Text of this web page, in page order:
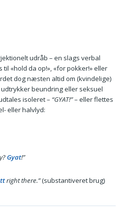
udråb – en slags verbal
«hold da op!», «for pokker!» eller
dog næsten altid om (kvindelige)
beundring eller seksuel
isoleret – “GYAT!”– eller flettes
eller halvlyd:
Gyat!”
right there.”(substantiveret brug)